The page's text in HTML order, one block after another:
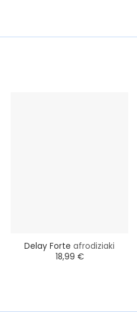
Delay Forte afrodiziaki
18,99 €